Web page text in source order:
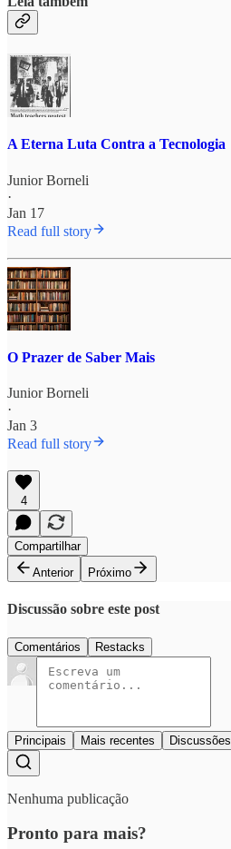
A Eterna Luta Contra a Tecnologia
Junior Borneli
·
Jan 17
Read full story
O Prazer de Saber Mais
Junior Borneli
·
Jan 3
Read full story
4
Compartilhar
Anterior
Próximo
Discussão sobre este post
Comentários Restacks
Principais Mais recentes Discussões
Nenhuma publicação
Pronto para mais?